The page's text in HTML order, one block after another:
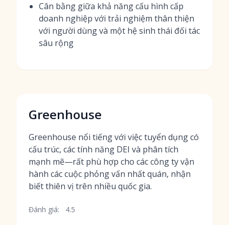
Cân bằng giữa khả năng cấu hình cấp
doanh nghiệp với trải nghiệm thân thiện
với người dùng và một hệ sinh thái đối tác
sâu rộng
Greenhouse
Greenhouse nổi tiếng với việc tuyển dụng có
cấu trúc, các tính năng DEI và phân tích
mạnh mẽ—rất phù hợp cho các công ty vận
hành các cuộc phỏng vấn nhất quán, nhận
biết thiên vị trên nhiều quốc gia.
Đánh giá: 4.5